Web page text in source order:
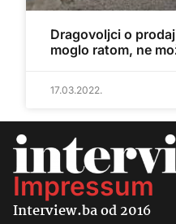
Dragovoljci o
moglo ratom, ne
17.03.2022.
Impressum
Interview.ba od 2016